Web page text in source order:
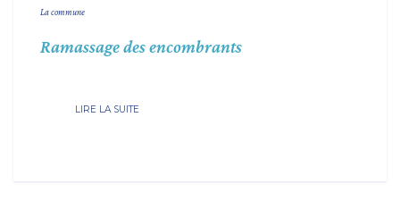
La commune
Ramassage des encombrants
LIRE LA SUITE